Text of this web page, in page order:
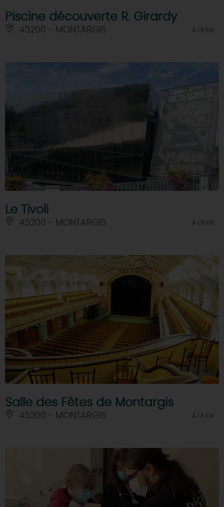
Piscine découverte R. Girardy
45200 - MONTARGIS À 1.5 KM
Le Tivoli
45200 - MONTARGIS À 1.5 KM
Salle des Fêtes de Montargis
45200 - MONTARGIS À 1.5 KM